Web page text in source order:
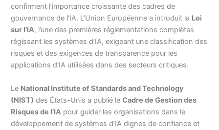
confirment l’importance croissante des cadres de
gouvernance de l’IA. L’Union Européenne a introduit la Loi
sur l’IA, l’une des premières réglementations complètes
régissant les systèmes d’IA, exigeant une classification des
risques et des exigences de transparence pour les
applications d’IA utilisées dans des secteurs critiques.
Le National Institute of Standards and Technology
(NIST) des États-Unis a publié leCadre de Gestion des
Risques de l’IA pour guider les organisations dans le
développement de systèmes d’IA dignes de confiance et